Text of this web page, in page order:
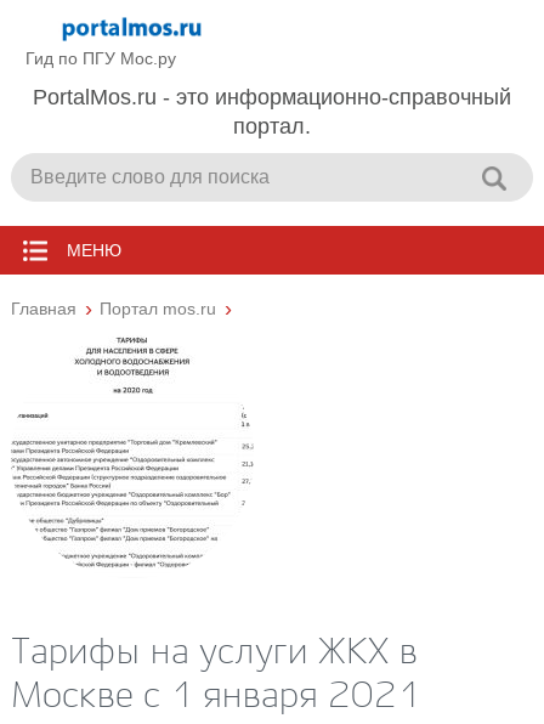
Гид по ПГУ Мос.ру
PortalMos.ru - это информационно-справочный
портал.
МЕНЮ
Главная Портал mos.ru
Тарифы на услуги ЖКХ в
Москве с 1 января 2021